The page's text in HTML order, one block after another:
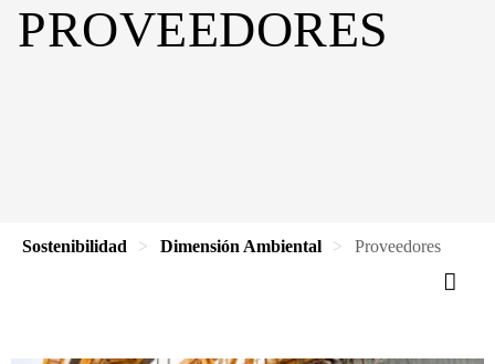
PROVEEDORES
Sostenibilidad Dimensión Ambiental Proveedores